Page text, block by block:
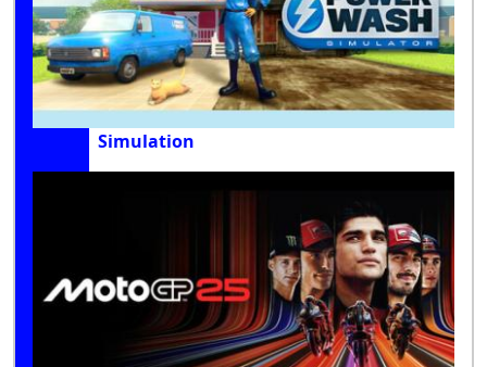
Simulation